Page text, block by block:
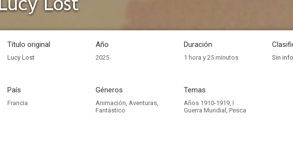
Título original
Lucy Lost
Año
2025
Duración
1 hora y 25 minutos Sin
País
Francia
Géneros
Animación, Aventuras,
Fantástico
Temas
Años 1910-1919, I
Guerra Mundial , Pesca